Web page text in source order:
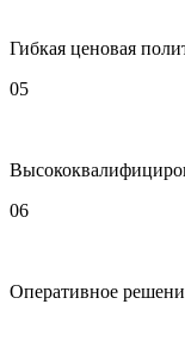
Гибкая ценовая
05
06
Оперативное